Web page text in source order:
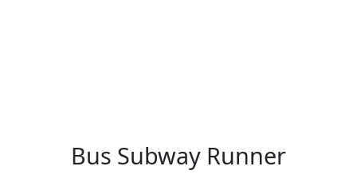
Bus Subway Runner